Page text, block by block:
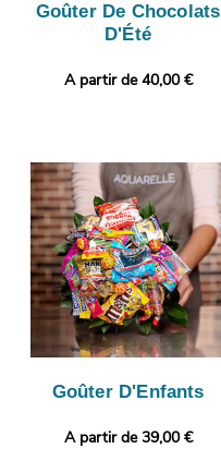
Goûter De Chocolats
D'Été
A partir de 40,00 €
Goûter D'Enfants
A partir de 39,00 €